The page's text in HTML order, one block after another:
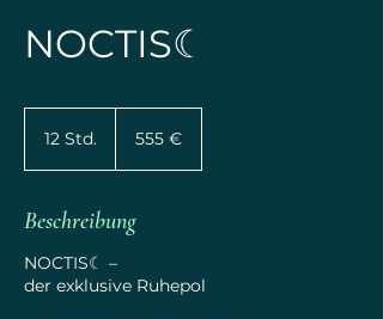
NOCTIS☾
12 Std.
t
d
555 €
Beschreibung
NOCTIS☾ –
der exklusive Ruhepol